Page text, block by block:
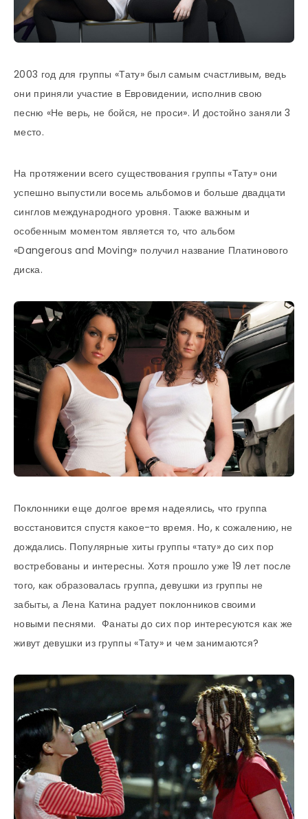
2003 год для группы «Тату» был самым счастливым, ведь
они приняли участие в Евровидении, исполнив свою
песню «Не верь, не бойся, не проси». И достойно заняли 3
место.
На протяжении всего существования группы «Тату» они
успешно выпустили восемь альбомов и больше двадцати
синглов международного уровня. Также важным и
особенным моментом является то, что альбом
«Dangerous and Moving» получил название Платинового
диска.
Поклонники еще долгое время надеялись, что группа
восстановится спустя какое-то время. Но, к сожалению, не
дождались. Популярные хиты группы «тату» до сих пор
востребованы и интересны. Хотя прошло уже 19 лет после
того, как образовалась группа, девушки из группы не
забыты, а Лена Катина радует поклонников своими
новыми песнями. Фанаты до сих пор интересуются как же
живут девушки из группы «Тату» и чем занимаются?